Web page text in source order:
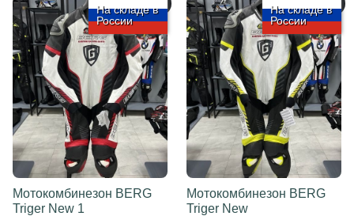
На складе в
России
Мотокомбинезон BERG
Triger New 1
На складе в
России
Мотокомбинезон BERG
Triger New